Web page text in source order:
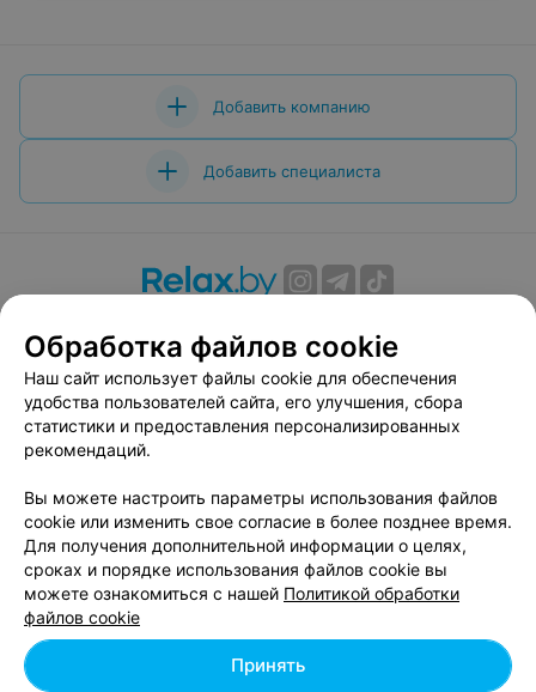
Добавить компанию
Добавить специалиста
Вакансии
Публичный договор
Способы оплаты
Публичный договор по использованию сервиса
«Афиша»
Пользовательское соглашение
Связаться по вопросам сотрудничества
Написать руководителю relax.by
Персональные настройки cookie
Обработка персональных данных
Обработка файлов cookie
Наш сайт использует файлы cookie для обеспечения
удобства пользователей сайта, его улучшения, сбора
статистики и предоставления персонализированных
рекомендаций.
Вы можете настроить параметры использования файлов
cookie или изменить свое согласие в более позднее время.
Для получения дополнительной информации о целях,
сроках и порядке использования файлов cookie вы
можете ознакомиться с нашей Политикой обработки
файлов cookie
Принять